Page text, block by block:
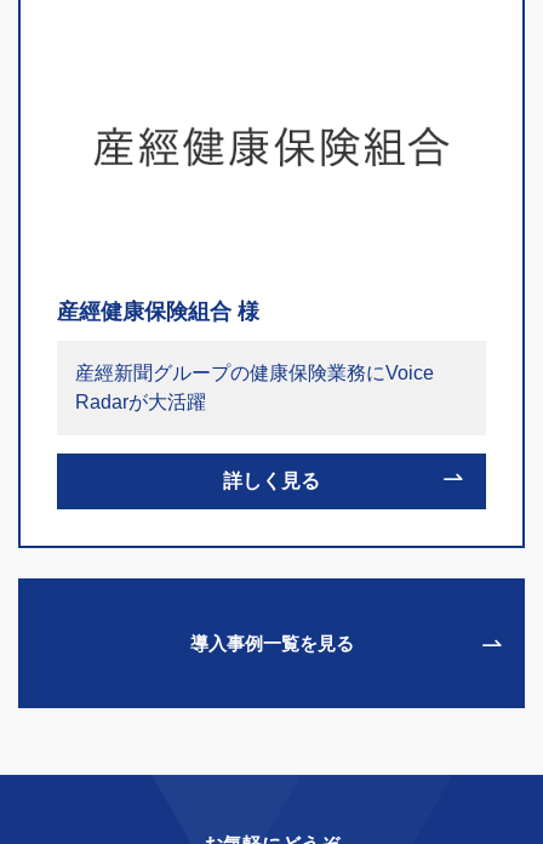
産經健康保険組合 様
産經新聞グループの健康保険業務にVoice
Radarが大活躍
詳しく見る
導入事例一覧を見る